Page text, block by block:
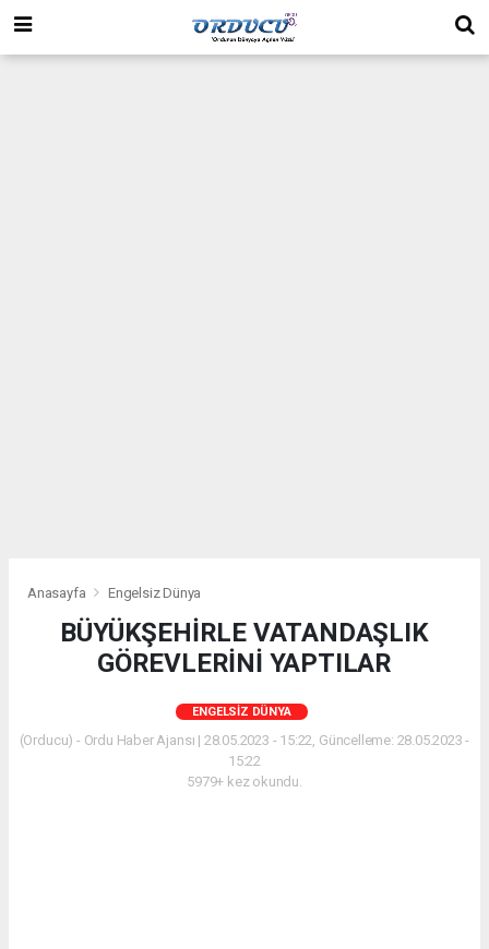
Anasayfa Engelsiz Dünya
BÜYÜKŞEHİRLE VATANDAŞLIK
GÖREVLERİNİ YAPTILAR
ENGELSIZ DÜNYA
(Orducu) - Ordu Haber Ajansı | 28.05.2023 - 15:22, Güncelleme: 28.05.2023 -
15:22
5979+ kez okundu.